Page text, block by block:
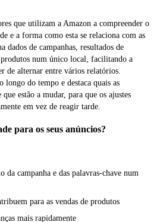
que utilizam a Amazon a compreender o
e a forma como esta se relaciona com as
dados de campanhas, resultados de
num único local, facilitando a
de alternar entre vários relatórios.
longo do tempo e destaca quais as
estão a mudar, para que os ajustes
em vez de reagir tarde.
para os seus anúncios?
da campanha e das palavras-chave num
para as vendas de produtos
mais rapidamente